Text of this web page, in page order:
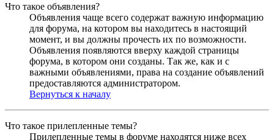
Что такое объявления?
Объявления чаще всего содержат важную информацию
для форума, на котором вы находитесь в настоящий
момент, и вы должны прочесть их по возможности.
Объявления появляются вверху каждой страницы
форума, в котором они созданы. Так же, как и с
важными объявлениями, права на создание объявлений
предоставляются администратором.
Вернуться к началу
Что такое прилепленные темы?
Прилепленные темы в форуме находятся ниже всех